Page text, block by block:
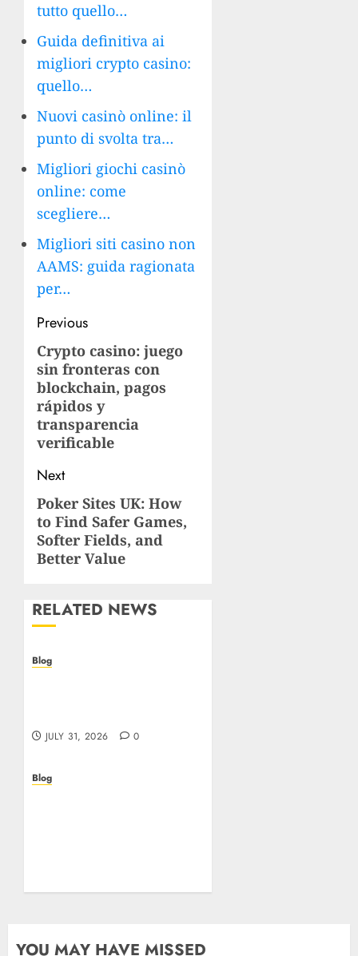
tutto quello…
Guida definitiva ai
migliori crypto casino:
quello…
Nuovi casinò online: il
punto di svolta tra…
Migliori giochi casinò
online: come
scegliere…
Migliori siti casino non
AAMS: guida ragionata
per…
Post
navigation
Previous
Previous
post:
Crypto casino: juego
sin fronteras con
blockchain, pagos
rápidos y
transparencia
verificable
Next
Next
post:
Poker Sites UK: How
to Find Safer Games,
Softer Fields, and
Better Value
RELATED NEWS
Blog
JULY 31, 2026 0
Blog
JULY 26, 2026 0
YOU MAY HAVE MISSED